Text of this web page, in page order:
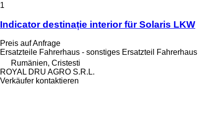
1
Indicator destinație interior für Solaris LKW
Preis auf Anfrage
Ersatzteile Fahrerhaus - sonstiges Ersatzteil Fahrerhaus
Rumänien, Cristesti
ROYAL DRU AGRO S.R.L.
Verkäufer kontaktieren